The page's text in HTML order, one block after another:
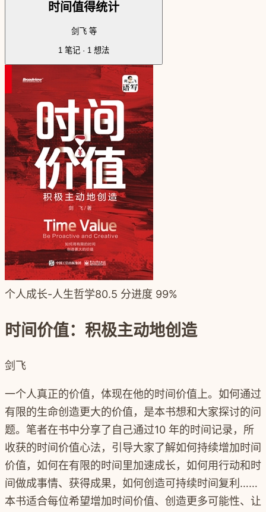
时间值得统计
剑飞 等
1 笔记 · 1 想法
个人成长-人生哲学80.5 分进度 99%
时间价值：积极主动地创造
剑飞
一个人真正的价值，体现在他的时间价值上。如何通过
有限的生命创造更大的价值，是本书想和大家探讨的问
题。笔者在书中分享了自己通过10 年的时间记录，所
收获的时间价值心法，引导大家了解如何持续增加时间
价值，如何在有限的时间里加速成长，如何用行动和时
间做成事情、获得成果，如何创造可持续时间复利……
本书适合每位希望增加时间价值、创造更多可能性、让